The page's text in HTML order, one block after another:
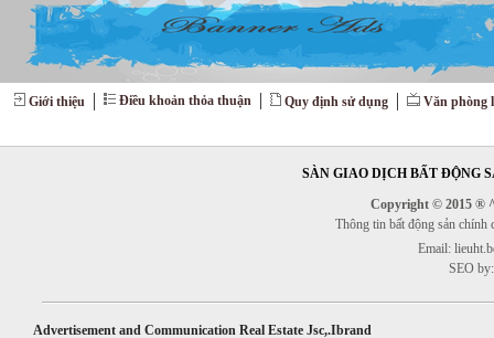
Giới thiệu Điều khoản thỏa thuận Quy định sử dụng Văn phòng
SÀN GIAO DỊCH BẤT ĐỘNG
Copyright © 2015 ®
Thông tin bất động sản
Email:
SEO
Advertisement and Communication Real Estate Jsc,.Ibrand